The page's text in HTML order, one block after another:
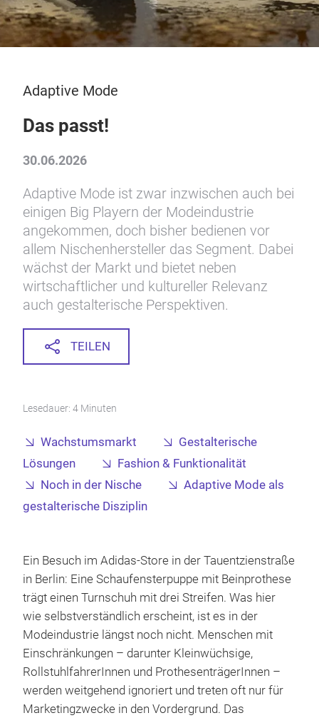
Adaptive Mode
Das passt!
30.06.2026
Adaptive Mode ist zwar inzwischen auch bei
einigen Big Playern der Modeindustrie
angekommen, doch bisher bedienen vor
allem Nischenhersteller das Segment. Dabei
wächst der Markt und bietet neben
wirtschaftlicher und kultureller Relevanz
auch gestalterische Perspektiven.
TEILEN
Lesedauer: 4 Minuten
Wachstumsmarkt
Gestalterische
Lösungen
Fashion & Funktionalität
Noch in der Nische
Adaptive Mode als
gestalterische Disziplin
Ein Besuch im Adidas-Store in der Tauentzienstraße
in Berlin: Eine Schaufensterpuppe mit Beinprothese
trägt einen Turnschuh mit drei Streifen. Was hier
wie selbstverständlich erscheint, ist es in der
Modeindustrie längst noch nicht. Menschen mit
Einschränkungen – darunter Kleinwüchsige,
RollstuhlfahrerInnen und ProthesenträgerInnen –
werden weitgehend ignoriert und treten oft nur für
Marketingzwecke in den Vordergrund. Das